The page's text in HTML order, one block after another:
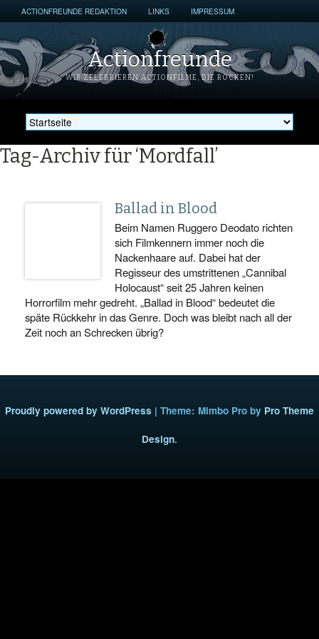
ACTIONFREUNDE REDAKTION LINKS IMPRESSUM
Actionfreunde
WIR ZELEBRIEREN ACTIONFILME, DIE ROCKEN!
Tag-Archiv für ‘Mordfall’
Ballad in Blood
Beim Namen Ruggero Deodato richten
sich Filmkennern immer noch die
Nackenhaare auf. Dabei hat der
Regisseur des umstrittenen „Cannibal
Holocaust“ seit 25 Jahren keinen
Horrorfilm mehr gedreht. „Ballad in Blood“ bedeutet die
späte Rückkehr in das Genre. Doch was bleibt nach all der
Zeit noch an Schrecken übrig?
Proudly powered by WordPress | Theme: Mimbo Pro by Pro Theme
Design.